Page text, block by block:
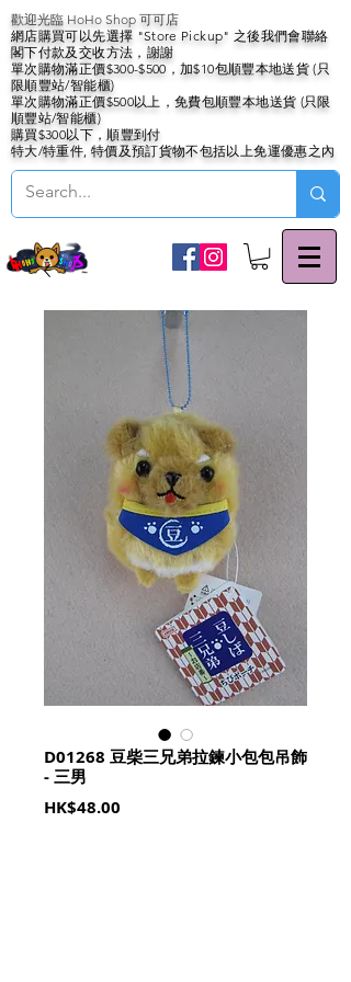
歡迎光臨 HoHo Shop 可可店
網店購買可以先選擇 "Store Pickup" 之後我們會聯絡
閣下付款及交收方法，謝謝
單次購物滿正價$300-$500，加$10包順豐本地送貨 (只
限順豐站/智能櫃)
單次購物滿正價$500以上，免費包順豐本地送貨 (只限
順豐站/智能櫃)
購買$300以下，順豐到付
特大/特重件, 特價及預訂貨物不包括以上免運優惠之內
D01268 豆柴三兄弟拉鍊小包包吊飾
- 三男
HK$48.00